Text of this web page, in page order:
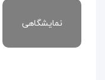
نمایشگاهی